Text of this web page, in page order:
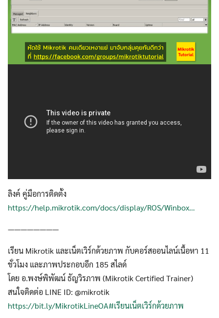
Search
ลิงค์ คู่มือการติดตั้ง
https://help.mikrotik.com/docs/display/ROS/Winbox…
————————
เรียน Mikrotik และเน็ตเวิร์กด้วยภาพ กับคอร์สออนไลน์เนื้อหา 11
ชั่วโมง และภาพประกอบอีก 185 สไลด์
โดย อ.พงษ์พิพัฒน์ ธัญวิรภาพ (Mikrotik Certified Trainer)
สนใจติดต่อ LINE ID: @mikrotik
https://bit.ly/MikrotikLineOA#เรียนเน็ตเวิร์กด้วยภาพ